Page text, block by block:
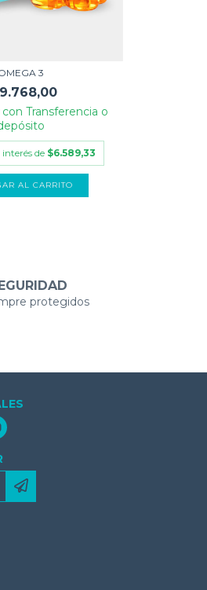
3
con Transferencia o
de $6.589,33
AL CARRITO
protegidos